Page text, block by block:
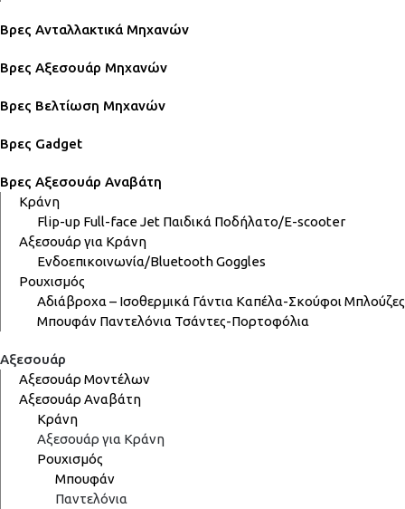
Βρες Ανταλλακτικά Μηχανών
Βρες Αξεσουάρ Μηχανών
Βρες Βελτίωση Μηχανών
Βρες Gadget
Βρες Αξεσουάρ Αναβάτη
Κράνη
Flip-up Full-faceJet Παιδικά Ποδήλατο/E-scooter
Αξεσουάρ για Κράνη
Ενδοεπικοινωνία/BluetoothGoggles
Ρουχισμός
Αδιάβροχα – Ισοθερμικά Γάντια Καπέλα-Σκούφοι Μπλούζες
Μπουφάν Παντελόνια Τσάντες-Πορτοφόλια
Αξεσουάρ
Αξεσουάρ Μοντέλων
Αξεσουάρ Αναβάτη
Κράνη
Αξεσουάρ για Κράνη
Ρουχισμός
Μπουφάν
Παντελόνια